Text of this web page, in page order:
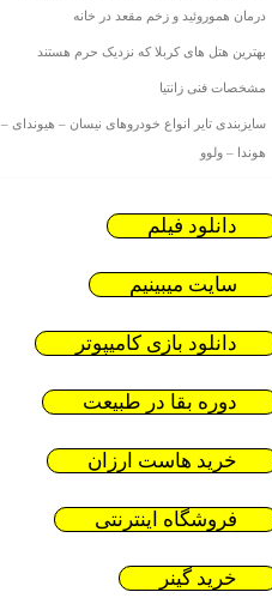
درمان هموروئید و زخم مقعد در خانه
بهترین هتل های کربلا که نزدیک حرم هستند
مشخصات فنی زانتیا
سایزبندی تایر انواع خودروهای نیسان – هیوندای –
هوندا – ولوو
دانلود فیلم
سایت میبینیم
دانلود بازی کامیپوتر
دوره بقا در طبیعت
خرید هاست ارزان
فروشگاه اینترنتی
خرید گینر